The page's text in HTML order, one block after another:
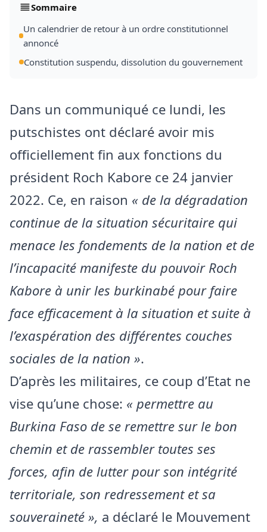
Sommaire
Un calendrier de retour à un ordre constitutionnel
annoncé
Constitution suspendu, dissolution du gouvernement
Dans un communiqué ce lundi, les
putschistes ont déclaré avoir mis
officiellement fin aux fonctions du
président Roch Kabore ce 24 janvier
2022. Ce, en raison « de la dégradation
continue de la situation sécuritaire qui
menace les fondements de la nation et de
l’incapacité manifeste du pouvoir Roch
Kabore à unir les burkinabé pour faire
face efficacement à la situation et suite à
l’exaspération des différentes couches
sociales de la nation ».
D’après les militaires, ce coup d’Etat ne
vise qu’une chose: « permettre au
Burkina Faso de se remettre sur le bon
chemin et de rassembler toutes ses
forces, afin de lutter pour son intégrité
territoriale, son redressement et sa
souveraineté », a déclaré le Mouvement